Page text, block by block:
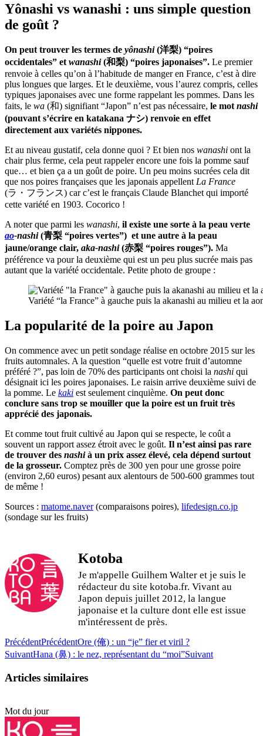
Yônashi vs wanashi : uns simple question
de goût ?
On peut trouver les termes de yônashi(洋梨) “poires
occidentales” etwanashi(和梨) “poires japonaises”. Le premier
renvoie à celles qu’on à l’habitude de manger en France, c’est à dire
plus longues que larges. Et le deuxième, vous l’aurez compris, celles
typiques japonaises avec une forme rappelant les pommes. Dans les
faits, le wa (和) signifiant “Japon” n’est pas nécessaire, le motnashi
(pouvant s’écrire en katakana ナシ) renvoie en effet
directement aux variétés nippones.
Et au niveau gustatif, cela donne quoi ? Et bien nos wanashi ont la
chair plus ferme, cela peut rappeler encore une fois la pomme sauf
que… et bien ça a un goût de poire. Un peu moins sucrées cela dit
que nos poires françaises que les japonais appellentLa France
(ラ・フランス) car c’est le français Claude Blanchet qui importé
cette variété en 1903. Cocorico !
A noter que parmi les wanashi, il existe une sorte à la peau verte
ao-nashi(青梨 “poires vertes”) et une autre à la peau
jaune/orange clair, aka-nashi(赤梨 “poires rouges”). Ma
préférence va pour la deuxième qui est un peu plus sucrée mais pas
autant que la variété occidentale. Petite photo de groupe :
Variété “la France” à gauche puis la akanashi au milieu et la
La popularité de la poire au Japon
On commence avec un petit sondage réalise en octobre 2015 sur les
fruits automnales. A la question “quelle est votre fruit d’automne
préféré ?”, pas loin de 70% des participants ont choisi la nashi qui
désignait ici les poires japonaises. Le raisin arrive deuxième suivi de
la pomme. Le kaki est seulement cinquième. On peut donc
conclure sans trop se mouiller que la poire est un fruit très
apprécié des japonais.
Et comme tout fruit cultivé au Japon qui se respecte, le coût a
souvent un rapport assez étroit avec le goût. Il n’est ainsi pas rare
de trouver des nashià un prix assez élevé, cela dépend surtout
de la grosseur. Comptez près de 300 yen pour une grosse poire
(environ 2,60 euros) pesant aux alentours de 500-600 grammes tout
de même !
Sources : matome.naver(comparaisons poires), lifedesign.co.jp
(sondage sur les fruits)
Kotoba
Je m'appelle Guilhem Walter et je suis le
rédacteur du site kotoba.fr. Vivant au
Japon depuis juillet 2012, la langue
japonaise et la culture dont elle est issue
m'intéressent de près.
PrécédentPrécédentOre (俺) : un “je” fier et viril ?
SuivantHana (鼻) : le nez, représentant du “moi”Suivant
Articles similaires
Mot du jour